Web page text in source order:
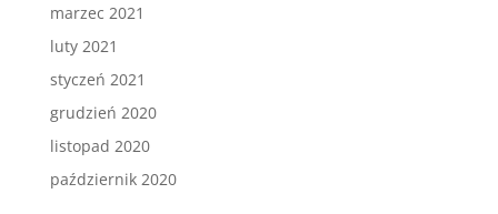
marzec 2021
luty 2021
styczeń 2021
grudzień 2020
listopad 2020
październik 2020